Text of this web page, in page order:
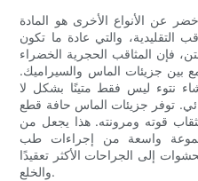
عن الأنواع الأخرى هو المادة
والتي عادة ما تكون
فإن المثاقب الحجرية الخضراء
جزيئات الماس والسيراميك.
نتوء ليس فقط متينًا بشكل لا
توفر جزيئات الماس حافة قطع
قوته ومرونته. هذا يجعل من
واسعة من إجراءات طب
إلى الجراحات الأكثر تعقيدًا
والخلع.